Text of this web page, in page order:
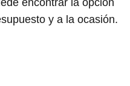
encontrar la opción
y a la ocasión.